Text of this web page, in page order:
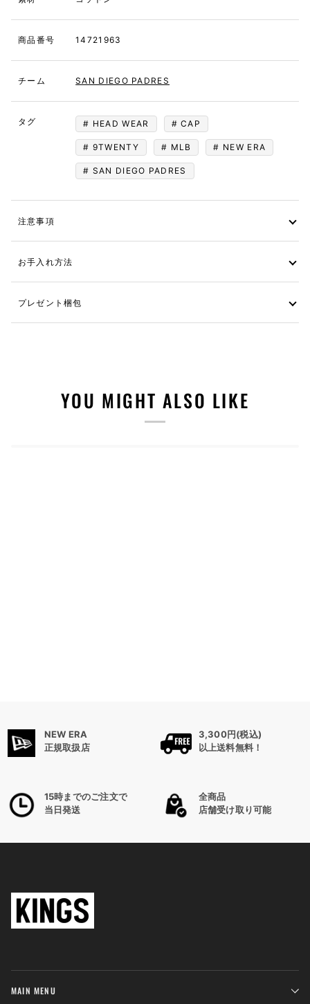
商品番号 14721963
チーム SAN DIEGO PADRES
タグ HEAD WEAR CAP
9TWENTY MLB NEW ERA
SAN DIEGO PADRES
注意事項
お手入れ方法
プレゼント梱包
YOU MIGHT ALSO LIKE
NEW ERA
正規取扱店
3,300円(税込)
以上送料無料！
15時までのご注文で
当日発送
全商品
店舗受け取り可能
MAIN MENU